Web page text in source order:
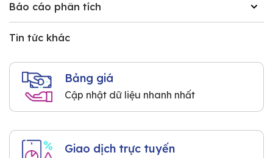
Báo cáo phân tích
Tin tức khác
Bảng giá
Cập nhật dữ liệu nhanh nhất
Giao dịch trực tuyến